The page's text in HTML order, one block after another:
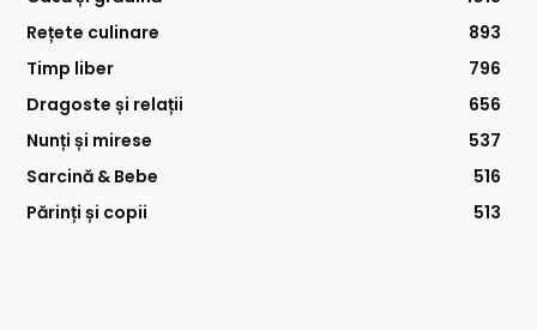
Rețete culinare
893
Timp liber
796
Dragoste și relații
656
Nunți și mirese
537
Sarcină & Bebe
516
Părinți și copii
513